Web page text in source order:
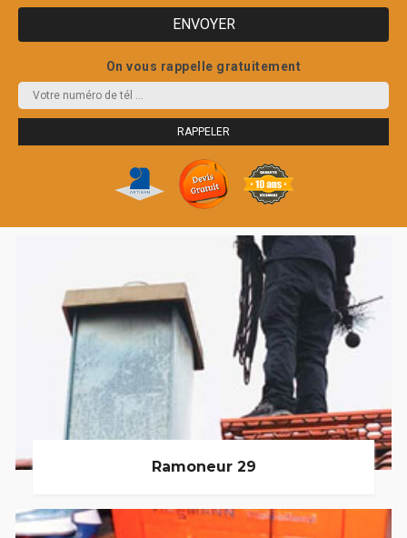
On vous rappelle gratuitement
Ramoneur 29